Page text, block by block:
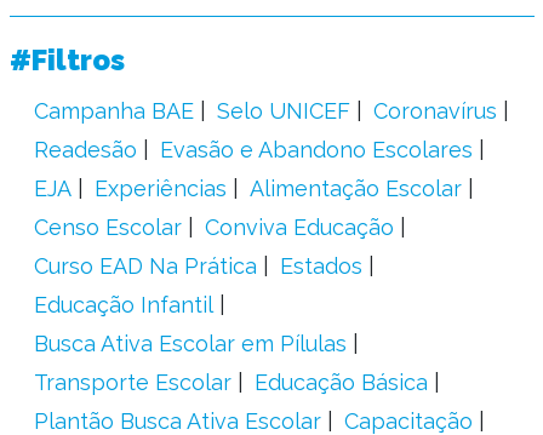
#Filtros
Campanha BAE Selo UNICEF
Coronavírus
Readesão
Evasão e Abandono Escolares
EJA
Experiências
Alimentação Escolar
Censo Escolar
Conviva Educação
Curso EAD Na Prática
Estados
Educação Infantil
Busca Ativa Escolar em Pílulas
Transporte Escolar
Educação Básica
Plantão Busca Ativa Escolar
Capacitação